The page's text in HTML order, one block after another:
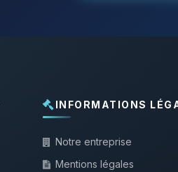
INFORMATIONS
Notre entreprise
Mentions légales